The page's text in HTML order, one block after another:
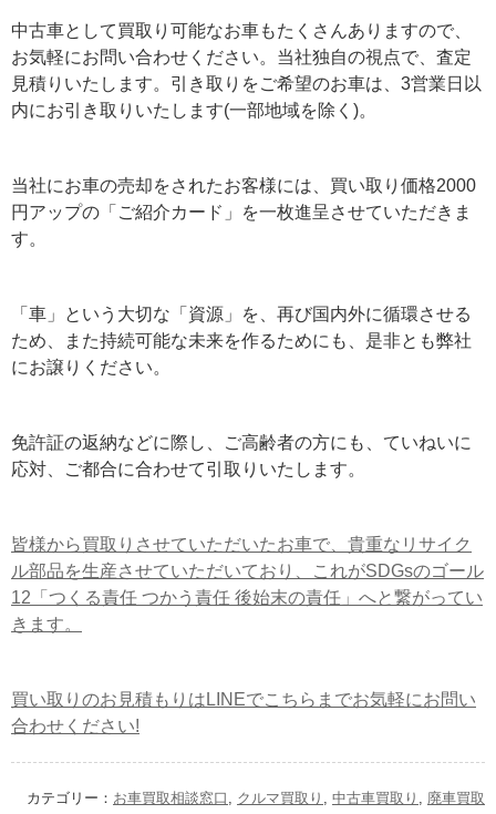
中古車として買取り可能なお車もたくさんありますので、
お気軽にお問い合わせください。当社独自の視点で、査定
見積りいたします。引き取りをご希望のお車は、3営業日以
内にお引き取りいたします(一部地域を除く)。
当社にお車の売却をされたお客様には、買い取り価格2000
円アップの「ご紹介カード」を一枚進呈させていただきま
す。
「車」という大切な「資源」を、再び国内外に循環させる
ため、また持続可能な未来を作るためにも、是非とも弊社
にお譲りください。
免許証の返納などに際し、ご高齢者の方にも、ていねいに
応対、ご都合に合わせて引取りいたします。
皆様から買取りさせていただいたお車で、貴重なリサイク
ル部品を生産させていただいており、これがSDGsのゴール
12「つくる責任 つかう責任 後始末の責任」へと繋がってい
きます。
買い取りのお見積もりはLINEでこちらまでお気軽にお問い
合わせください!
カテゴリー： お車買取相談窓口 クルマ買取り 中古車買取り
廃車買取